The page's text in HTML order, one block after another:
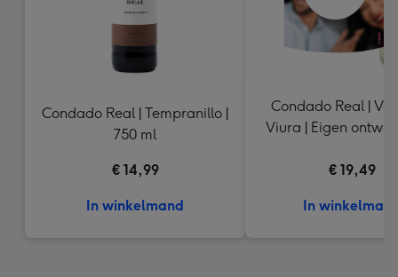
Condado Real | Tempranillo |
750 ml
€ 14,99
In winkelmand
Condado Real |
Viura | Eigen
€ 19,49
In